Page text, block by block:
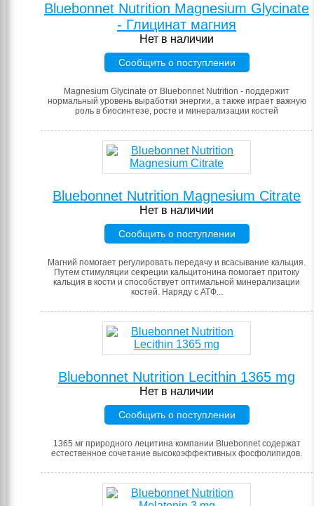
Bluebonnet Nutrition Magnesium Glycinate
- Глицинат магния
Нет в наличии
Сообщить о поступлении
Magnesium Glycinate от Bluebonnet Nutrition - поддержит
нормальный уровень выработки энергии, а также играет важную
роль в биосинтезе, росте и минерализации костей
Bluebonnet Nutrition Magnesium Citrate
Нет в наличии
Сообщить о поступлении
Магний помогает регулировать передачу и всасывание кальция.
Путем стимуляции секреции кальцитонина помогает притоку
кальция в кости и способствует оптимальной минерализации
костей. Наряду с АТФ...
Bluebonnet Nutrition Lecithin 1365 mg
Нет в наличии
Сообщить о поступлении
1365 мг природного лецитина компании Bluebonnet содержат
естественное сочетание высокоэффективных фосфолипидов.